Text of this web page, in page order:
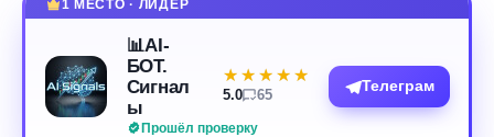
1 МЕСТО · ЛИДЕР
📊AI-
БОТ.
Сигнал
ы
Прошёл проверку
★★★★★
★★★★★
5.0 65
Телеграм